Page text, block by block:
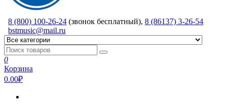
8 (800) 100-26-24 (звонок бесплатный), 8 (86137) 3-26-54
bstmusic@mail.ru
0
Корзина
0.00₽